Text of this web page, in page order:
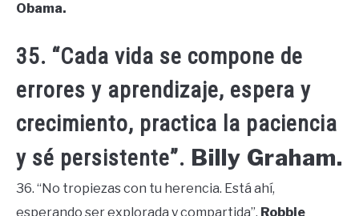
Obama.
35. “Cada vida se compone de
errores y aprendizaje, espera y
crecimiento, practica la paciencia
y sé persistente”. Billy Graham.
36. “No tropiezas con tu herencia. Está ahí,
esperando ser explorada y compartida”. Robbie